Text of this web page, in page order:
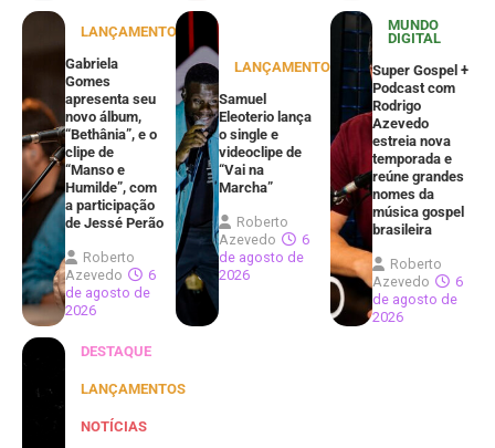
LANÇAMENTOS
Gabriela
Gomes
apresenta seu
novo álbum,
“Bethânia”, e o
clipe de
“Manso e
Humilde”, com
a participação
de Jessé Perão
Roberto
Azevedo
6
de agosto de
2026
LANÇAMENTOS
Samuel
Eleoterio lança
o single e
videoclipe de
“Vai na
Marcha”
Roberto
Azevedo
6
de agosto de
2026
MUNDO
DIGITAL
Super Gospel +
Podcast com
Rodrigo
Azevedo
estreia nova
temporada e
reúne grandes
nomes da
música gospel
brasileira
Roberto
Azevedo
6
de agosto de
2026
DESTAQUE
LANÇAMENTOS
NOTÍCIAS